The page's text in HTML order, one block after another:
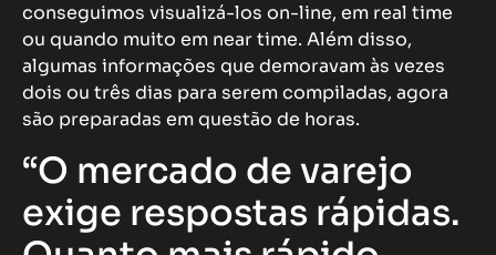
conseguimos visualizá-los on-line, em real time
ou quando muito em near time. Além disso,
algumas informações que demoravam às vezes
dois ou três dias para serem compiladas, agora
são preparadas em questão de horas.
“O mercado de varejo
exige respostas rápidas.